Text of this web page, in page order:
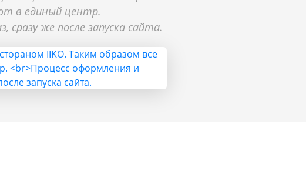
в единый центр.
сразу же после запуска сайта.